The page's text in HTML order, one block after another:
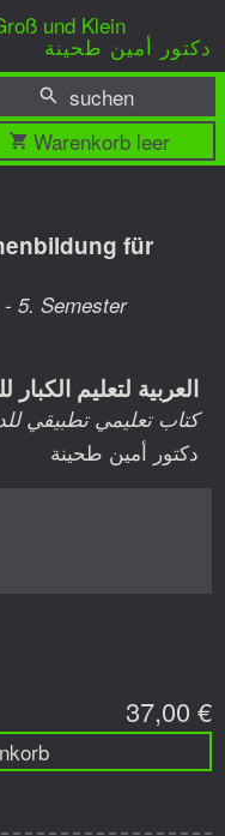
und Klein
دكتور أمين طحينة
suchen
Warenkorb leer
für
5. Semester
العربية لتعليم الكبار
كتاب تعليمي تطبيقي
دكتور أمين طحينة
37,00 €